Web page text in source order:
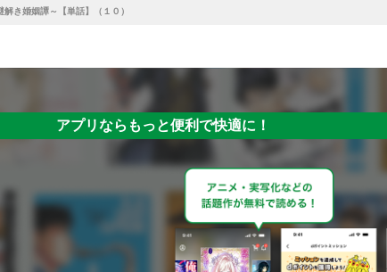
き婚姻譚～【単話】（１０）
アプリならもっと便利で快適に！